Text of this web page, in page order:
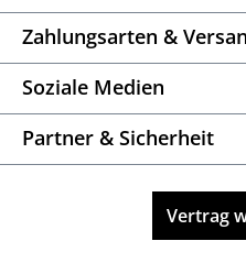
Zahlungsarten &
Soziale Medien
Partner & Sicherheit
Vertrag